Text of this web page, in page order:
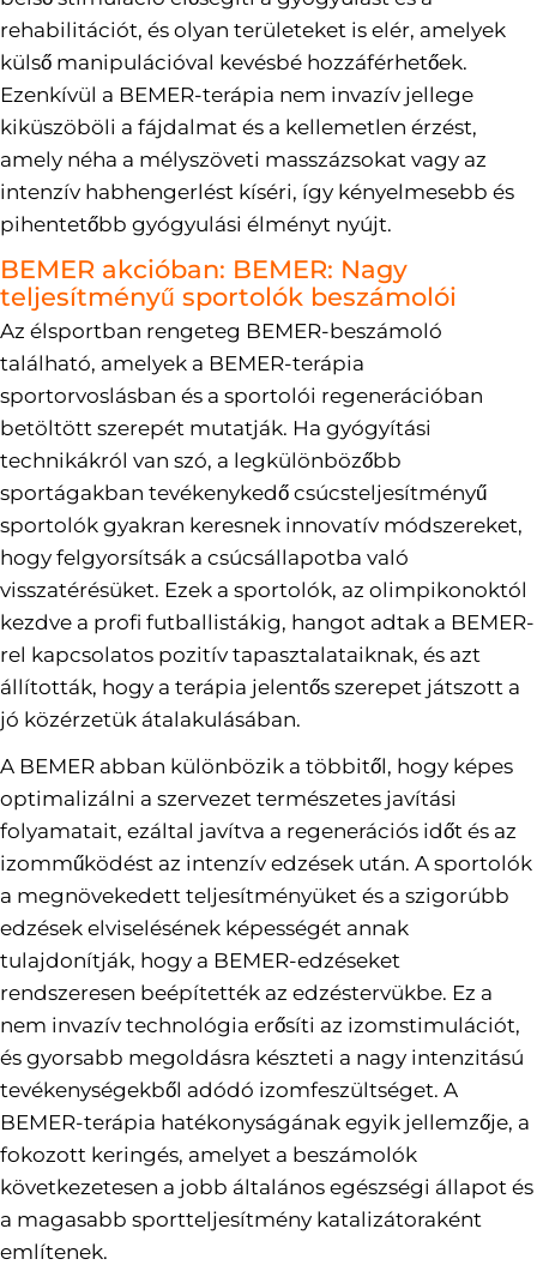
rehabilitációt, és olyan területeket is elér, amelyek
külső manipulációval kevésbé hozzáférhetőek.
Ezenkívül a BEMER-terápia nem invazív jellege
kiküszöböli a fájdalmat és a kellemetlen érzést,
amely néha a mélyszöveti masszázsokat vagy az
intenzív habhengerlést kíséri, így kényelmesebb és
pihentetőbb gyógyulási élményt nyújt.
BEMER akcióban: BEMER: Nagy
teljesítményű sportolók beszámolói
Az élsportban rengeteg BEMER-beszámoló
található, amelyek a BEMER-terápia
sportorvoslásban és a sportolói regenerációban
betöltött szerepét mutatják. Ha gyógyítási
technikákról van szó, a legkülönbözőbb
sportágakban tevékenykedő csúcsteljesítményű
sportolók gyakran keresnek innovatív módszereket,
hogy felgyorsítsák a csúcsállapotba való
visszatérésüket. Ezek a sportolók, az olimpikonoktól
kezdve a profi futballistákig, hangot adtak a BEMER-
rel kapcsolatos pozitív tapasztalataiknak, és azt
állították, hogy a terápia jelentős szerepet játszott a
jó közérzetük átalakulásában.
A BEMER abban különbözik a többitől, hogy képes
optimalizálni a szervezet természetes javítási
folyamatait, ezáltal javítva a regenerációs időt és az
izomműködést az intenzív edzések után. A sportolók
a megnövekedett teljesítményüket és a szigorúbb
edzések elviselésének képességét annak
tulajdonítják, hogy a BEMER-edzéseket
rendszeresen beépítették az edzéstervükbe. Ez a
nem invazív technológia erősíti az izomstimulációt,
és gyorsabb megoldásra készteti a nagy intenzitású
tevékenységekből adódó izomfeszültséget. A
BEMER-terápia hatékonyságának egyik jellemzője, a
fokozott keringés, amelyet a beszámolók
következetesen a jobb általános egészségi állapot és
a magasabb sportteljesítmény katalizátoraként
említenek.